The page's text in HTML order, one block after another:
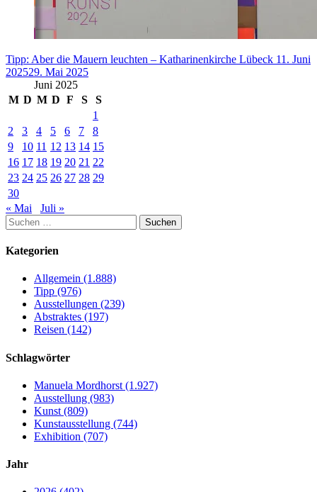
Tipp: Aber die Mauern leuchten – Katharinenkirche Lübeck 11. Juni
202529. Mai 2025
Juni 2025
M D M D F S
S
1
2
3 4 5 6 7
8
9
10 11 12 13 14 15
16 17 18 19 20 21 22
23 24 25 26 27 28 29
30
« Mai
Juli »
Suchen
nach:
Kategorien
Allgemein (1.888)
Tipp (976)
Ausstellungen (239)
Abstraktes (197)
Reisen (142)
Schlagwörter
Manuela Mordhorst (1.927)
Ausstellung (983)
Kunst (809)
Kunstausstellung (744)
Exhibition (707)
Jahr